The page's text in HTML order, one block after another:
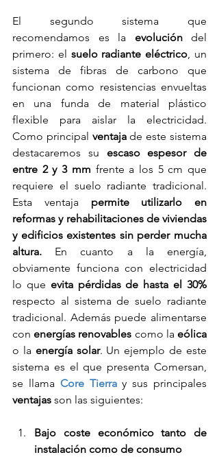
El segundo sistema que
recomendamos es la evolución del
primero: el suelo radiante eléctrico, un
sistema de fibras de carbono que
funcionan como resistencias envueltas
en una funda de material plástico
flexible para aislar la electricidad.
Como principal ventaja de este sistema
destacaremos su escaso espesor de
entre 2 y 3 mm frente a los 5 cm que
requiere el suelo radiante tradicional.
Esta ventaja permite utilizarlo en
reformas y rehabilitaciones de viviendas
y edificios existentes sin perder mucha
altura. En cuanto a la energía,
obviamente funciona con electricidad
lo que evita pérdidas de hasta el 30%
respecto al sistema de suelo radiante
tradicional. Además puede alimentarse
con energías renovables como la eólica
o la energía solar. Un ejemplo de este
sistema es el que presenta Comersan,
se llama Core Tierra
ventajas son las siguientes:
Bajo coste económico tanto de
instalación como de consumo